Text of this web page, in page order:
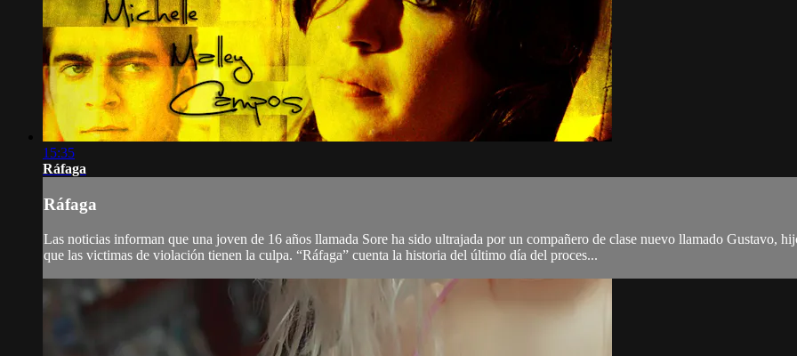
15:35
Ráfaga
Ráfaga
Las noticias informan que una joven de 16 años llamada Sore ha sido ultrajada por un compañero de clase nuevo llamado Gustavo,
que las victimas de violación tienen la culpa. “Ráfaga” cuenta la historia del último día del proces...